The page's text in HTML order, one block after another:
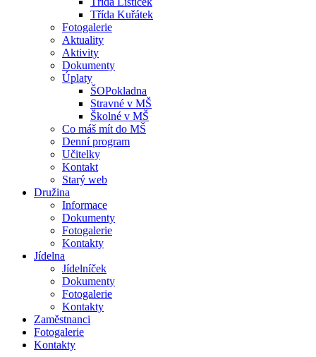
Třída Kuřátek
Fotogalerie
Aktuality
Aktivity
Dokumenty
Úplaty
ŠOPokladna
Stravné v MŠ
Školné v MŠ
Co máš mít do MŠ
Denní program
Učitelky
Kontakt
Starý web
Družina
Informace
Dokumenty
Fotogalerie
Kontakty
Jídelna
Jídelníček
Dokumenty
Fotogalerie
Kontakty
Zaměstnanci
Fotogalerie
Kontakty